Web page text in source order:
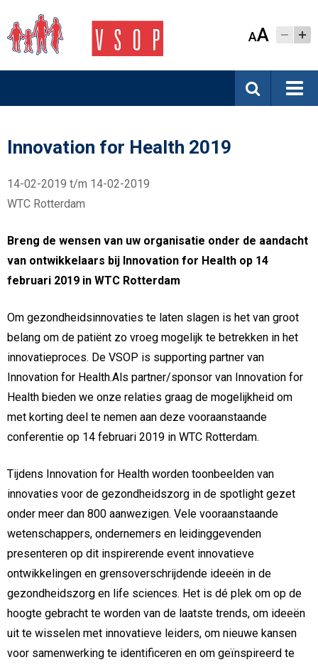
AA
Innovation for Health 2019
14-02-2019 t/m 14-02-2019
WTC Rotterdam
Breng de wensen van uw organisatie onder de aandacht
van ontwikkelaars bij Innovation for Health op 14
februari 2019 in WTC Rotterdam
Om gezondheidsinnovaties te laten slagen is het van groot
belang om de patiënt zo vroeg mogelijk te betrekken in het
innovatieproces. De VSOP is supporting partner van
Innovation for Health.Als partner/sponsor van Innovation for
Health bieden we onze relaties graag de mogelijkheid om
met korting deel te nemen aan deze vooraanstaande
conferentie op 14 februari 2019 in WTC Rotterdam.
Tijdens Innovation for Health worden toonbeelden van
innovaties voor de gezondheidszorg in de spotlight gezet
onder meer dan 800 aanwezigen. Vele vooraanstaande
wetenschappers, ondernemers en leidinggevenden
presenteren op dit inspirerende event innovatieve
ontwikkelingen en grensoverschrijdende ideeën in de
gezondheidszorg en life sciences. Het is dé plek om op de
hoogte gebracht te worden van de laatste trends, om ideeën
uit te wisselen met innovatieve leiders, om nieuwe kansen
voor samenwerking te identificeren en om geïnspireerd te